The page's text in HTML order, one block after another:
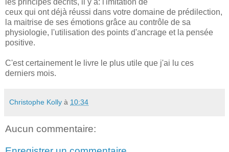
ceux qui ont déjà réussi dans votre domaine de prédilection,
la maitrise de ses émotions grâce au contrôle de sa
physiologie, l'utilisation des points d'ancrage et la pensée
positive.
C'est certainement le livre le plus utile que j'ai lu ces
derniers mois.
Christophe Kolly à 10:34
Aucun commentaire: